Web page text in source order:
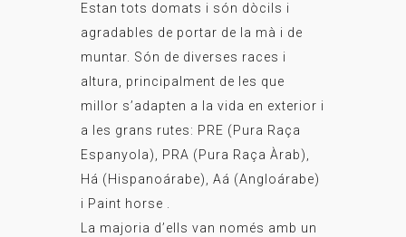
Estan tots domats i són dòcils i
agradables de portar de la mà i de
muntar. Són de diverses races i
altura, principalment de les que
millor s’adapten a la vida en exterior i
a les grans rutes: PRE (Pura Raça
Espanyola), PRA (Pura Raça Àrab),
Há (Hispanoárabe), Aá (Angloárabe)
i Paint horse .
La majoria d’ells van només amb un